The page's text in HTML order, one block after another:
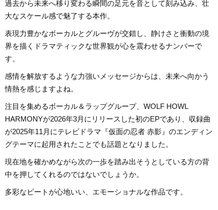
過去から未来へ移り変わる瞬間の足元を音として刻み込み、壮
大なスケール感で魅了する本作。
表現力豊かなボーカルとグルーヴが交錯し、静けさと衝動の境
界を描くドラマティックな世界観が心を震わせるナンバーで
す。
感情を解放するような力強いメッセージからは、未来へ向かう
情熱を感じますよね。
注目を集めるボーカル＆ラップグループ、WOLF HOWL
HARMONYが2026年3月にリリースした初のEPであり、収録曲
が2025年11月にテレビドラマ『仮面の忍者 赤影』のエンディン
グテーマに起用されたことでも話題となりました。
現在地を確かめながら次の一歩を踏み出そうとしている方の背
中を押してくれるのではないでしょうか。
多彩なビートが心地いい、エモーショナルな作品です。